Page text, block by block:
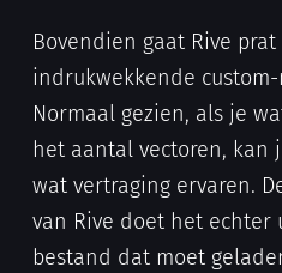
Bovendien gaat Rive prat
indrukwekkende
Normaal gezien, als je
het aantal vectoren, kan
wat vertraging ervaren.
van Rive doet het
bestand dat moet